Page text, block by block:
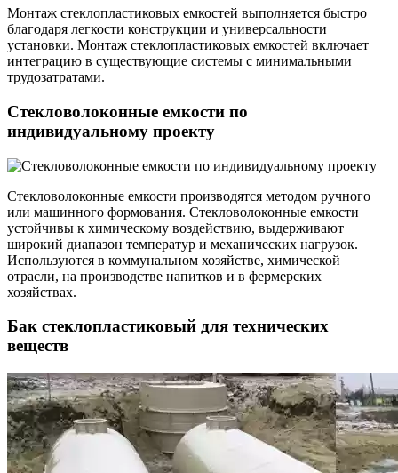
Монтаж стеклопластиковых емкостей выполняется быстро
благодаря легкости конструкции и универсальности
установки. Монтаж стеклопластиковых емкостей включает
интеграцию в существующие системы с минимальными
трудозатратами.
Стекловолоконные емкости по
индивидуальному проекту
Стекловолоконные емкости производятся методом ручного
или машинного формования. Стекловолоконные емкости
устойчивы к химическому воздействию, выдерживают
широкий диапазон температур и механических нагрузок.
Используются в коммунальном хозяйстве, химической
отрасли, на производстве напитков и в фермерских
хозяйствах.
Бак стеклопластиковый для технических
веществ